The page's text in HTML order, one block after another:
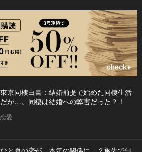
東京同棲白書：結婚前提で始めた同棲生活
だが…。同棲は結婚への弊害だった？！
恋愛
ひと夏の恋が、本気の関係に…？旅先で知